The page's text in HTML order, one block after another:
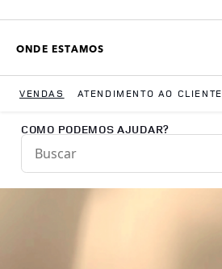
ONDE ESTAMOS
VENDAS ATENDIMENTO AO CLIENTE
COMO PODEMOS AJUDAR?
Conduct a search